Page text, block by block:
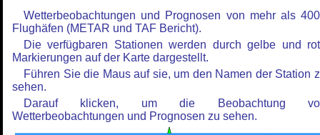
Wetterbeobachtungen und Prognosen von mehr als
Flughäfen (METAR und TAF Bericht).
Die verfügbaren Stationen werden durch gelbe und
Markierungen auf der Karte dargestellt.
Führen Sie die Maus auf sie, um den Namen der Station
sehen.
Darauf klicken, um die Beobachtung
Wetterbeobachtungen und Prognosen zu sehen.